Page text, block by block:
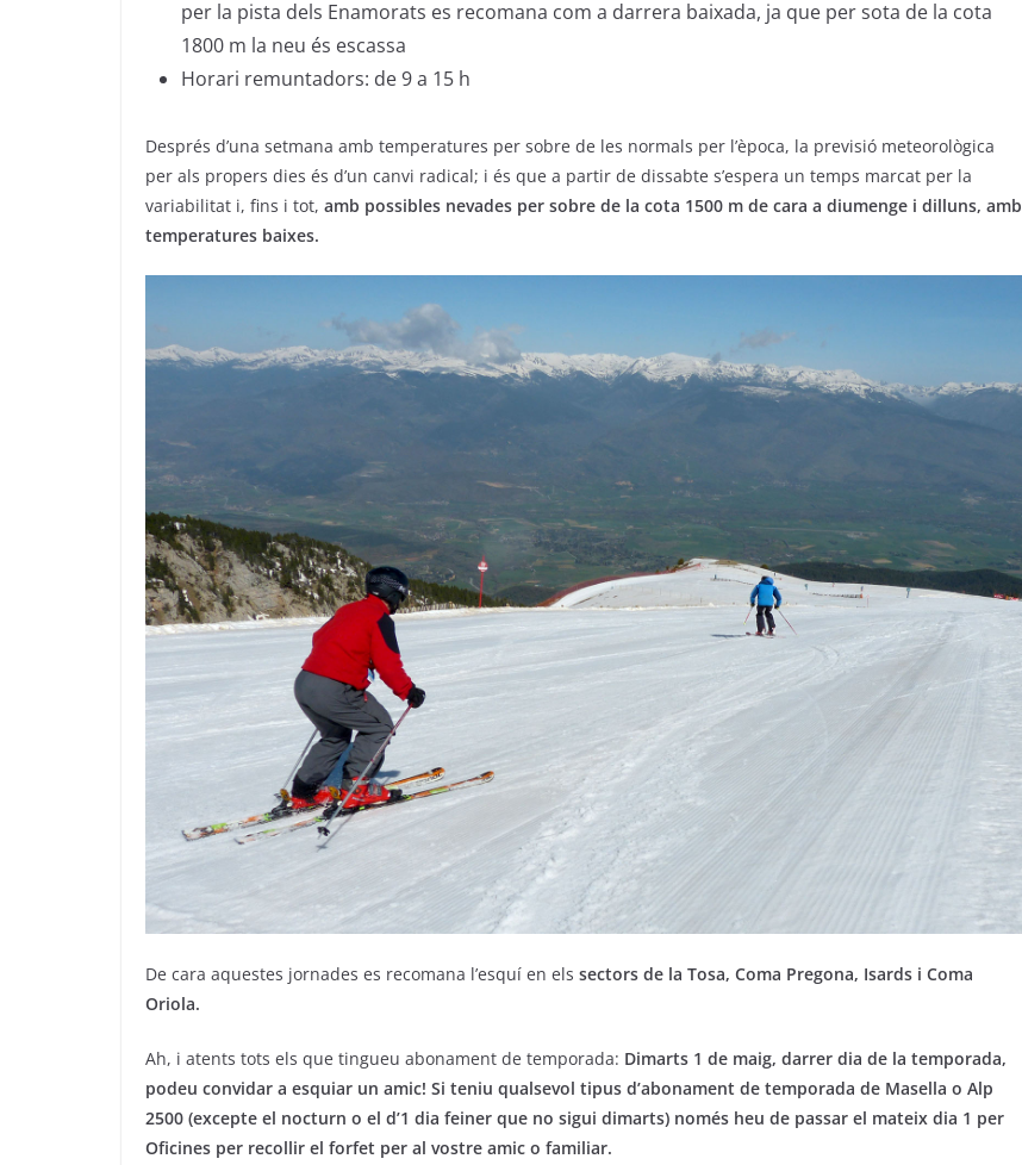
per la pista dels Enamorats es recomana com a darrera baixada, ja que per sota de la cota
1800 m la neu és escassa
Horari remuntadors: de 9 a 15 h
Després d’una setmana amb temperatures per sobre de les normals per l’època, la previsió meteorològica
per als propers dies és d’un canvi radical; i és que a partir de dissabte s’espera un temps marcat per la
variabilitat i, fins i tot, amb possibles nevades per sobre de la cota 1500 m de cara a diumenge i dilluns, amb
temperatures baixes.
De cara aquestes jornades es recomana l’esquí en els sectors de la Tosa, Coma Pregona, Isards i Coma
Oriola.
Ah, i atents tots els que tingueu abonament de temporada: Dimarts 1 de maig, darrer dia de la temporada,
podeu convidar a esquiar un amic! Si teniu qualsevol tipus d’abonament de temporada de Masella o Alp
2500 (excepte el nocturn o el d’1 dia feiner que no sigui dimarts) només heu de passar el mateix dia 1 per
Oficines per recollir el forfet per al vostre amic o familiar.